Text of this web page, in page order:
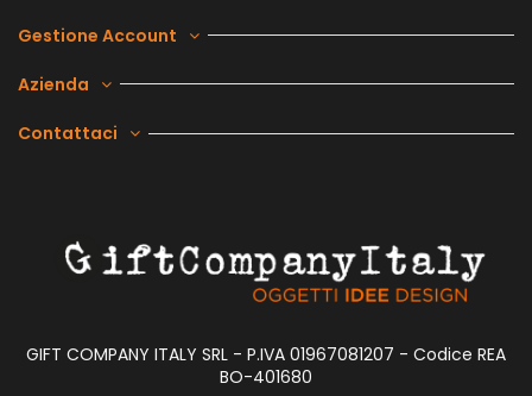
Gestione Account
Azienda
Contattaci
GIFT COMPANY ITALY SRL - P.IVA 01967081207 - Codice REA
BO-401680